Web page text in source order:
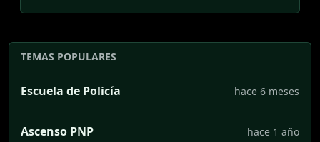
TEMAS POPULARES
Escuela de Policía hace 6 meses
Ascenso PNP hace 1 año